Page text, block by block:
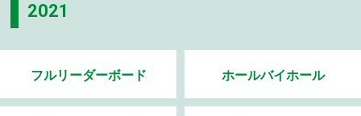
2021
フルリーダーボード ホールバイホール